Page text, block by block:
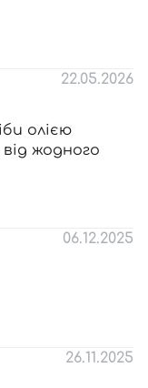
22.05.2026
олією
жодного
06.12.2025
26.11.2025